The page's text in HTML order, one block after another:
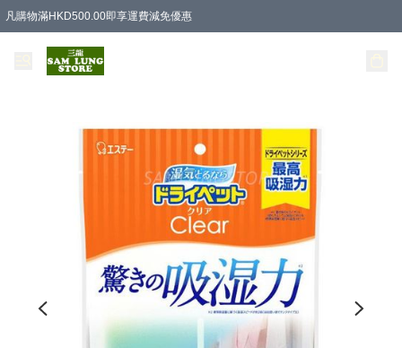
凡購物滿HKD500.00即享運費減免優惠